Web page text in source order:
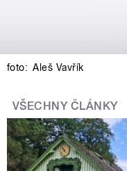
foto: Aleš Vavřík
VŠECHNY ČLÁNKY